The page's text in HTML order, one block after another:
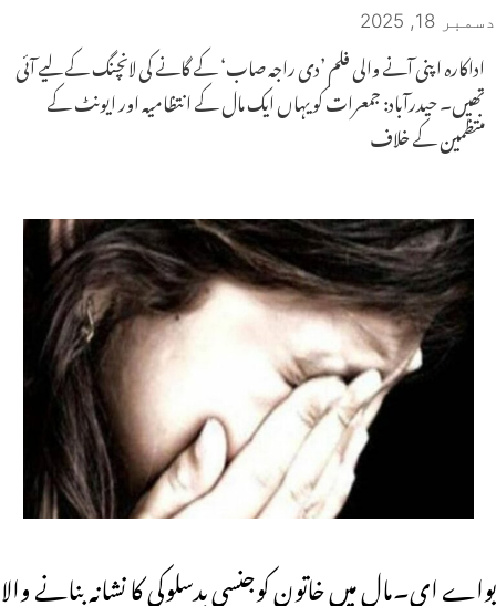
دسمبر 18, 2025
اداکارہ اپنی آنے والی فلم ’دی راجہ صاب‘ کے گانے کی لانچنگ کے لیے آئی
تھیں۔ حیدرآباد: جمعرات کو یہاں ایک مال کے انتظامیہ اور ایونٹ کے
منتظمین کے خلاف
یواے ای۔مال میں خاتون کوجنسی بدسلوکی کا نشانہ بنانے والا